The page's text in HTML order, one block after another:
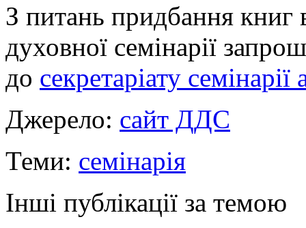
З питань придбання книг
духовної семінарії
до секретаріату
Джерело: сайт ДДС
Теми: семінарія
Інші публікації за темою